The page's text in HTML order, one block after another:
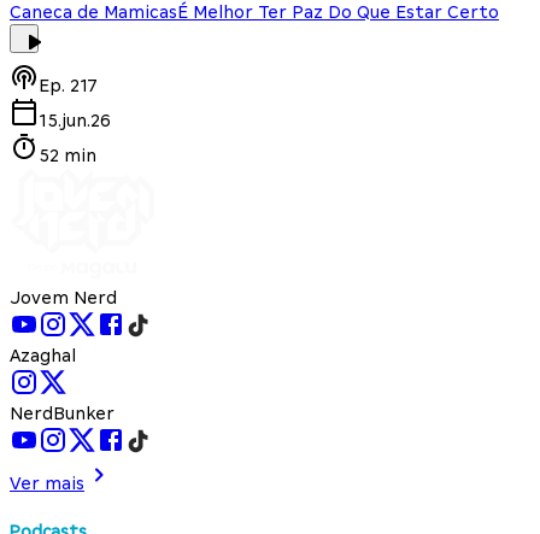
Caneca de MamicasÉ Melhor Ter Paz Do Que Estar Certo
Ep. 217
15.jun.26
52 min
Jovem Nerd
Azaghal
NerdBunker
Ver mais